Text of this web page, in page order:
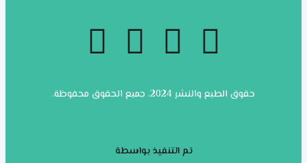
حقوق الطبع والنشر 2024، جميع الحقوق محفوظة.
تم التنفيذ بواسطة